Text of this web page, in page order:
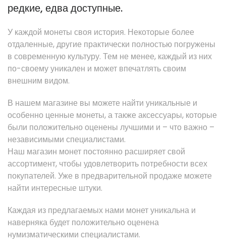
редкие, едва доступные.
У каждой монеты своя история. Некоторые более
отдаленные, другие практически полностью погружены
в современную культуру. Тем не менее, каждый из них
по-своему уникален и может впечатлять своим
внешним видом.
В нашем магазине вы можете найти уникальные и
особенно ценные монеты, а также аксессуары, которые
были положительно оценены лучшими и – что важно –
независимыми специалистами.
Наш магазин монет постоянно расширяет свой
ассортимент, чтобы удовлетворить потребности всех
покупателей. Уже в предварительной продаже можете
найти интересные штуки.
Каждая из предлагаемых нами монет уникальна и
наверняка будет положительно оценена
нумизматическими специалистами.